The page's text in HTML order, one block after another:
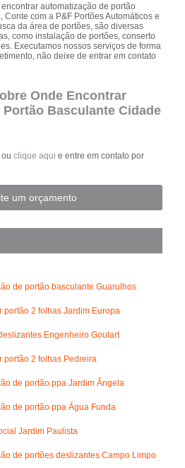
automatização de portão
com a P&F Portões Automáticos e
da área de portões, são diversas
como instalação de portões, conserto
Executamos nossos serviços de forma
não deixe de entrar em contato
Onde Encontrar
Basculante Cidade
ouclique aqui e entre em contato por
um orçamento
de portão basculante Guarulhos
portão 2 folhas Jardim Europa
Engenheiro Goulart
portão 2 folhas Pedreira
de portão ppa Jardim Ângela
de portão ppa Água Funda
Jardim Paulista
de portões deslizantes Campo Limpo